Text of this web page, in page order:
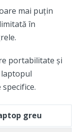
mai puțin
în
portabilitate și
greu